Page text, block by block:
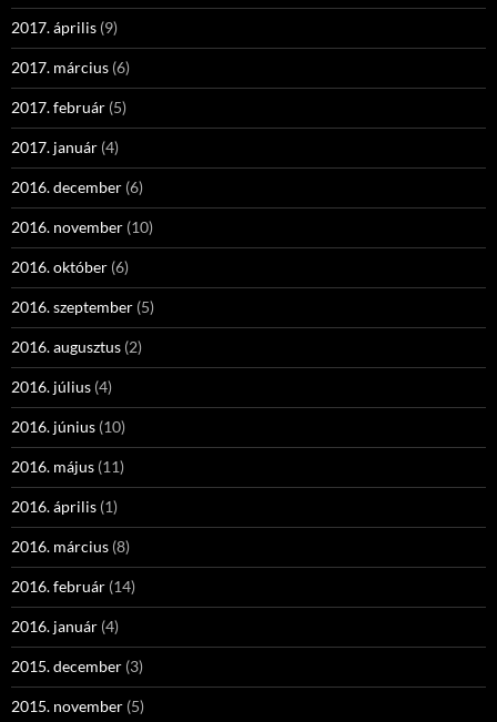
2017. április (9)
2017. március (6)
2017. február (5)
2017. január (4)
2016. december (6)
2016. november (10)
2016. október (6)
2016. szeptember (5)
2016. augusztus (2)
2016. július (4)
2016. június (10)
2016. május (11)
2016. április (1)
2016. március (8)
2016. február (14)
2016. január (4)
2015. december (3)
2015. november (5)